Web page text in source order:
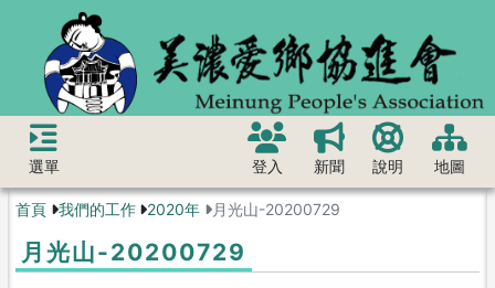
選單 登入 新聞 說明 地圖
首頁 我們的工作 2020年 月光山-20200729
月光山-20200729